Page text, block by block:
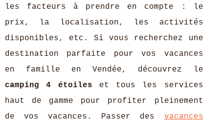
les facteurs à prendre en compte : le
prix, la localisation, les activités
disponibles, etc. Si vous recherchez une
destination parfaite pour vos vacances
en famille en Vendée, découvrez le
camping 4 étoiles et tous les services
haut de gamme pour profiter pleinement
de vos vacances. Passer des vacances